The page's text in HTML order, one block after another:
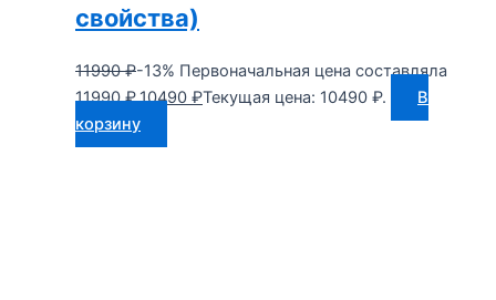
свойства)
11990₽-13% Первоначальная цена составляла
11990 ₽.10490 ₽Текущая цена: 10490 ₽.
В
корзину